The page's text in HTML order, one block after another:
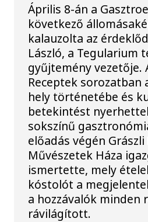
Április 8-án a
következő
kalauzolta az
László, a Tegularium
gyűjtemény vezetője.
Receptek sorozatban
hely történetébe és
betekintést
sokszínű
előadás végén
Művészetek Háza
ismertette, mely
kóstolót a
a hozzávalók minden
rávilágított.